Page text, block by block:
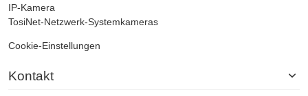
IP-Kamera
TosiNet-Netzwerk-Systemkameras
Cookie-Einstellungen
Kontakt